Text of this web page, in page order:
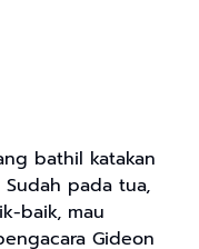
bathil katakan
pada tua,
baik, mau
Gideon